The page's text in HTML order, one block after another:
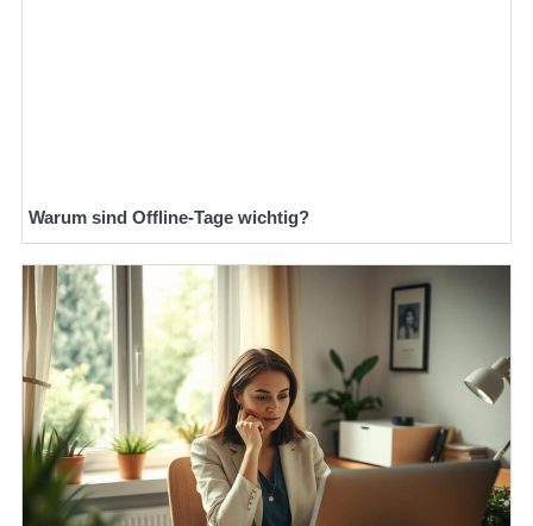
Warum sind Offline-Tage wichtig?